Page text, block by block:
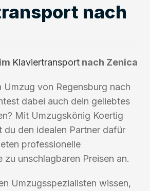
nach
Klaviertransport nach Zenica
Umzug von Regensburg nach
dabei auch dein geliebtes
Mit Umzugskönig Koertig
du den idealen Partner dafür
professionelle
zu unschlagbaren Preisen an.
Umzugsspezialisten wissen,